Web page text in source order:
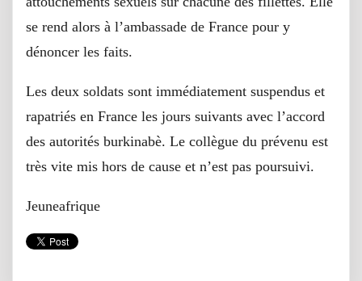
se rend alors à l’ambassade de France pour y
dénoncer les faits.
Les deux soldats sont immédiatement suspendus et
rapatriés en France les jours suivants avec l’accord
des autorités burkinabè. Le collègue du prévenu est
très vite mis hors de cause et n’est pas poursuivi.
Jeuneafrique